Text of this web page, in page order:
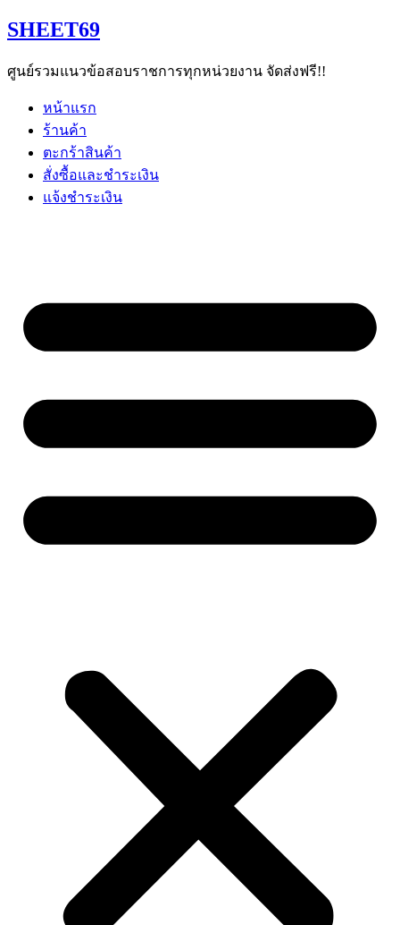
Skip
to
SHEET69
ศูนย์รวมแนวข้อสอบราชการทุกหน่วยงาน จัดส่งฟรี!!
หน้าแรก
ร้านค้า
ตะกร้าสินค้า
สั่งซื้อและชำระเงิน
แจ้งชำระเงิน